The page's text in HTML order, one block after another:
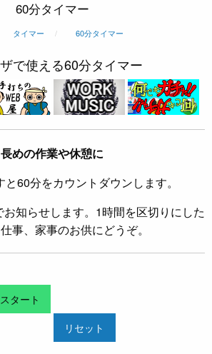
60分タイマー
タイマー 60分タイマー
で使える60分タイマー
長めの作業や休憩に
60分をカウントダウンします。
知らせします。1時間を区切りにした
事、家事のお供にどうぞ。
スタート
リセット